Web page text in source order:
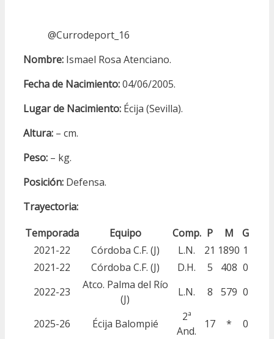
@Currodeport_16
Nombre: Ismael Rosa Atenciano.
Fecha de Nacimiento:04/06/2005.
Lugar de Nacimiento: Écija (Sevilla).
Altura: – cm.
Peso: – kg.
Posición: Defensa.
Trayectoria:
Temporada
Equipo Comp. P M
G
2021-22
Córdoba C.F. (J) L.N. 21 1890 1
2021-22
Córdoba C.F. (J) D.H. 5 408 0
2022-23
Atco. Palma del Río
(J)
L.N. 8 579 0
2025-26 Écija Balompié
2ª
And.
17 * 0